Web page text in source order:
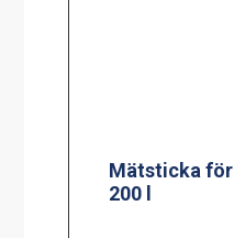
Mätsticka för
200 l